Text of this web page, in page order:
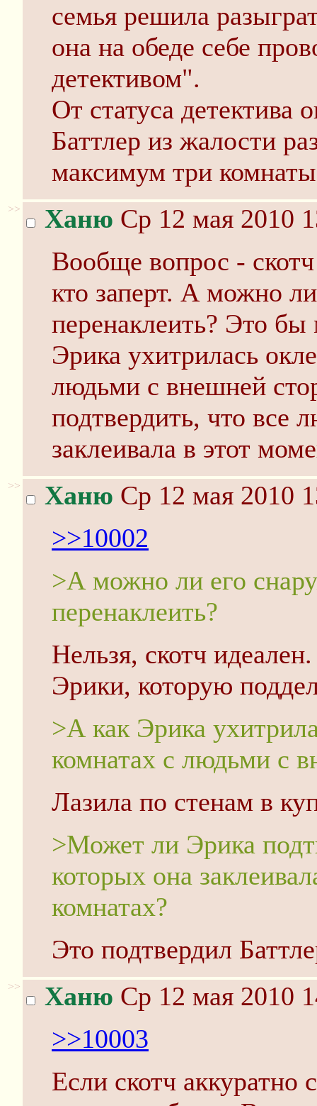
семья решила
она на обеде себе
детективом".
От статуса детектива
Баттлер из жалости
максимум три
>> Ханю Ср 12 мая 2010
Вообще вопрос -
кто заперт. А можно
перенаклеить? Это
Эрика ухитрилась
людьми с внешней
подтвердить, что все
заклеивала в этот
>> Ханю Ср 12 мая 2010
>>10002
>А можно ли его
перенаклеить?
Нельзя, скотч
Эрики, которую
>А как Эрика
комнатах с людьми с
Лазила по стенам в
>Может ли Эрика
которых она
комнатах?
Это подтвердил
>> Ханю Ср 12 мая 2010
>>10003
Если скотч аккуратно